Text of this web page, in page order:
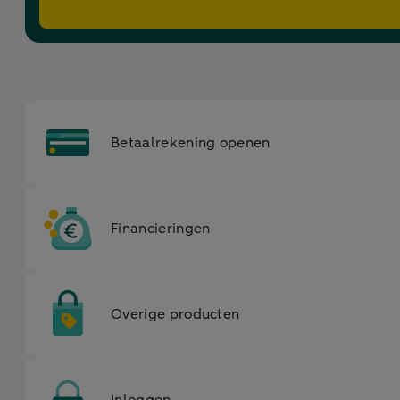
Betaalrekening openen
Financieringen
Overige producten